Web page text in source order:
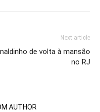
Next article
de volta à mansão
no RJ
AUTHOR